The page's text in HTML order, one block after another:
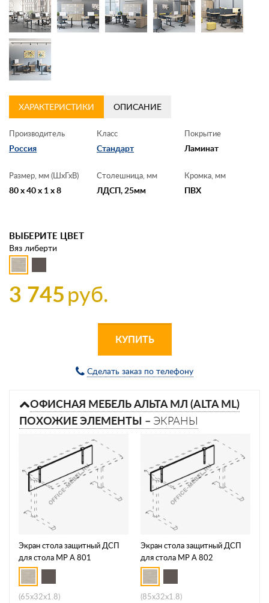
ХАРАКТЕРИСТИКИ ОПИСАНИЕ
Производитель
Россия
Класс
Стандарт
Покрытие
Ламинат
Размер, мм (ШхГхВ)
80 x 40 x 1 x 8
Столешница, мм
ЛДСП, 25мм
Кромка, мм
ПВХ
ВЫБЕРИТЕ ЦВЕТ
Вяз либерти
3 745руб.
КУПИТЬ
Сделать заказ по телефону
ОФИСНАЯ МЕБЕЛЬ АЛЬТА МЛ (ALTA ML)
ПОХОЖИЕ ЭЛЕМЕНТЫ – ЭКРАНЫ
Экран стола защитный ДСП
для стола МР А 801
(65x32x1.8)
Экран стола защитный ДСП
для стола МР А 802
(85x32x1.8)